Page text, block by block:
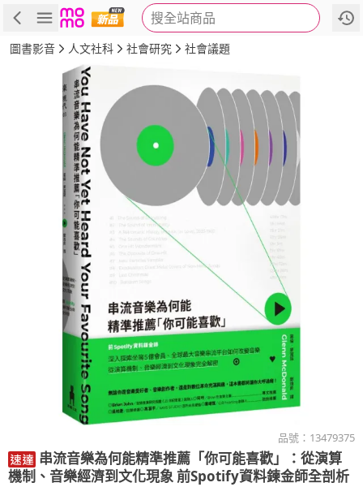
搜全站商品
商品 評價 簡介 詳細資訊
圖書影音 人文社科 社會研究 社會議題
品號： 13479375
串流音樂為何能精準推薦「你可能喜歡」：從演算
機制、音樂經濟到文化現象 前Spotify資料鍊金師全剖析